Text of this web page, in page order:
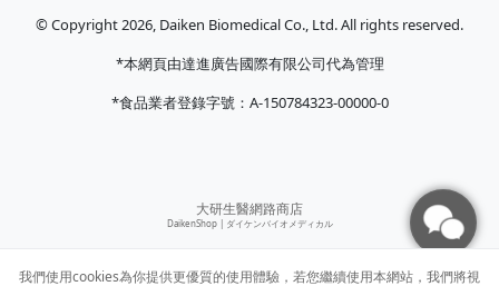
© Copyright 2026, Daiken Biomedical Co., Ltd. All rights reserved.
*本網頁由達進廣告國際有限公司代為管理
*食品業者登錄字號：A-150784323-00000-0
大研生醫網路商店
DaikenShop | ダイケンバイオメディカル
我們使用cookies為你提供更優質的使用體驗，若您繼續使用本網站，我們將視